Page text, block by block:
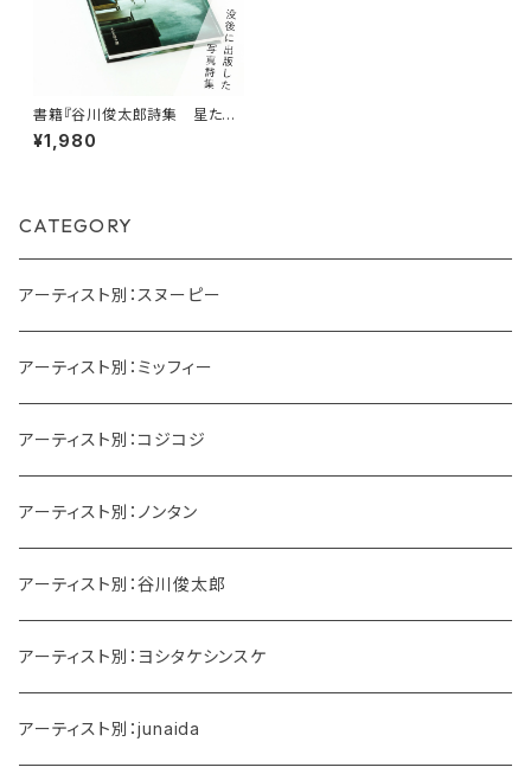
書籍『谷川俊太郎詩集 星たち』
詩：谷川俊太郎 選：大どろぼ
う 写真：前康輔
¥1,980
CATEGORY
アーティスト別：スヌーピー
アーティスト別：ミッフィー
アーティスト別：コジコジ
アーティスト別：ノンタン
アーティスト別：谷川俊太郎
アーティスト別：ヨシタケシンスケ
アーティスト別：junaida